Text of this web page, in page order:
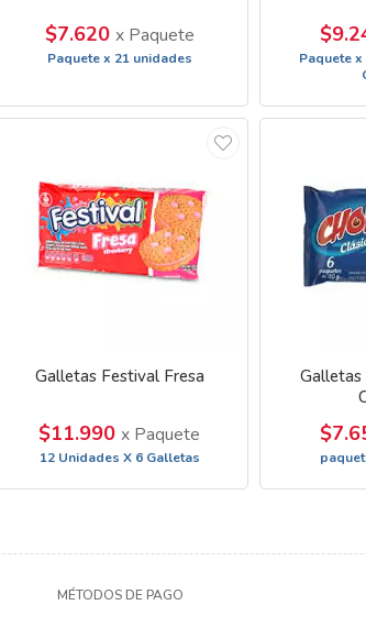
$7.620 x Paquete
Paquete x 21 unidades
Paquete
Galletas Festival Fresa
$11.990x Paquete
12 Unidades X 6 Galletas
Galletas
MÉTODOS DE PAGO